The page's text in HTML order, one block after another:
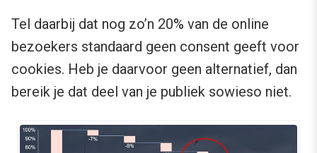
Tel daarbij dat nog zo’n 20% van de online
bezoekers standaard geen consent geeft voor
cookies. Heb je daarvoor geen alternatief, dan
bereik je dat deel van je publiek sowieso niet.